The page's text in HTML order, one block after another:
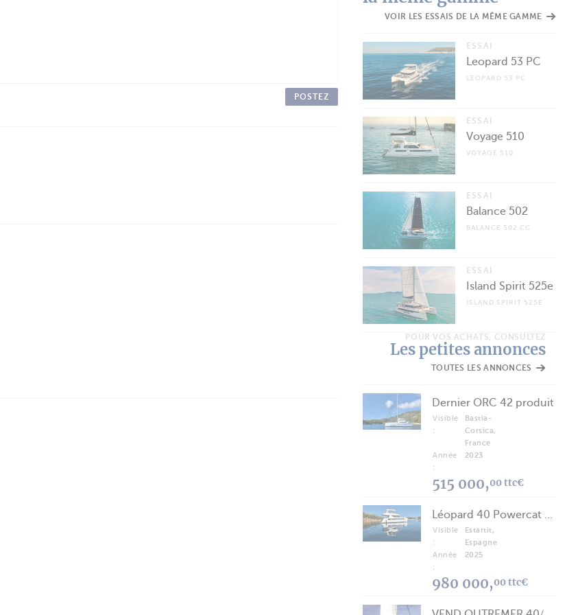
POSTEZ
VOIR LES ESSAIS DE LA MÊME GAMME
ESSAI
Leopard 53 PC
LEOPARD 53 PC
ESSAI
Voyage 510
VOYAGE 510
ESSAI
Balance 502
BALANCE 502 CC
ESSAI
Island Spirit 525e
ISLAND SPIRIT 525E
POUR VOS ACHATS, CONSULTEZ
Les petites annonces
TOUTES LES ANNONCES
Dernier ORC 42 produit
Visible
:
Bastia-
Corsica,
France
Année
:
2023
515 000,00 ttc€
Léopard 40 Powercat 2025
Visible
:
Estartit,
Espagne
Année
:
2025
980 000,00 ttc€